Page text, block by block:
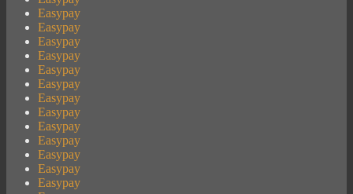
Easypay
Easypay
Easypay
Easypay
Easypay
Easypay
Easypay
Easypay
Easypay
Easypay
Easypay
Easypay
Easypay